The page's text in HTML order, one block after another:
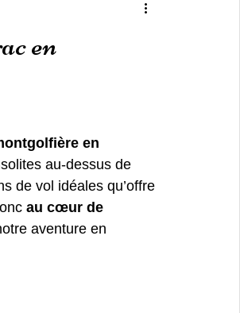
en
en
au-dessus de
de vol idéales qu’offre
au cœur de
aventure en